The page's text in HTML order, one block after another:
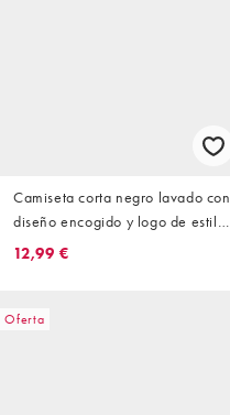
Camiseta corta negro lavado con
diseño encogido y logo de estilo
universitario de Courtside
12,99 €
Oferta